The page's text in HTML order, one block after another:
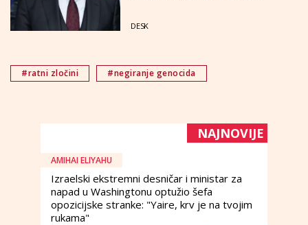
DESK
#ratni zločini #negiranje genocida
NAJNOVIJE
AMIHAI ELIYAHU
Izraelski ekstremni desničar i ministar za
napad u Washingtonu optužio šefa
opozicijske stranke: "Yaire, krv je na tvojim
rukama"